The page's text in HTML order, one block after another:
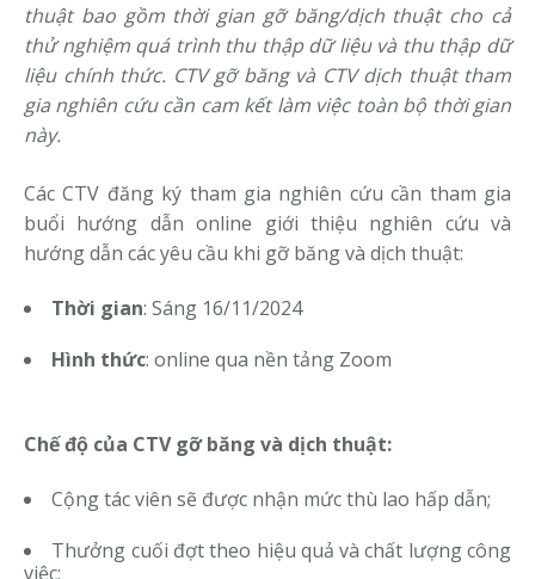
thuật bao gồm thời gian gỡ băng/dịch thuật cho cả
thử nghiệm quá trình thu thập dữ liệu và thu thập dữ
liệu chính thức. CTV gỡ băng và CTV dịch thuật tham
gia nghiên cứu cần cam kết làm việc toàn bộ thời gian
này.
Các CTV đăng ký tham gia nghiên cứu cần tham gia
buổi hướng dẫn online giới thiệu nghiên cứu và
hướng dẫn các yêu cầu khi gỡ băng và dịch thuật:
Thời gian: Sáng 16/11/2024
Hình thức: online qua nền tảng Zoom
Chế độ của CTV gỡ băng và dịch thuật:
Cộng tác viên sẽ được nhận mức thù lao hấp dẫn;
Thưởng cuối đợt theo hiệu quả và chất lượng công
việc;